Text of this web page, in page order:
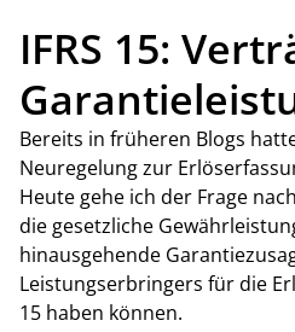
IFRS 15:
Bereits in früheren Blogs
Neuregelung zur
Heute gehe ich der Frage
die gesetzliche
hinausgehende
Leistungserbringers für die
15 haben können.